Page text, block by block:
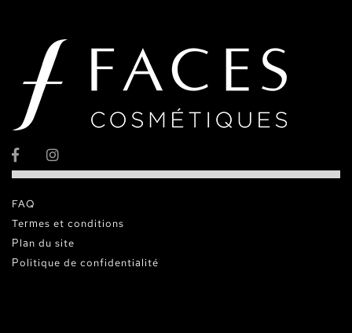
FAQ
Termes et conditions
Plan du site
Politique de confidentialité